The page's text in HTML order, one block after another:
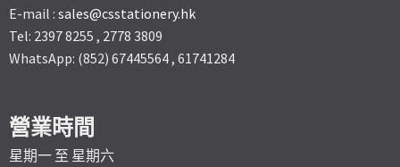
E-mail : sales@csstationery.hk
Tel: 2397 8255 , 2778 3809
WhatsApp: (852) 67445564 , 61741284
營業時間
星期一 至 星期六